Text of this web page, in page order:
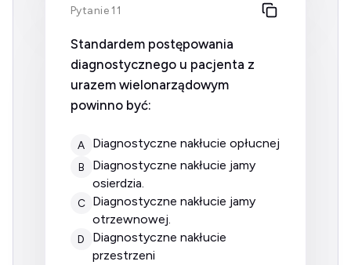
Pytanie 11
Standardem postępowania
diagnostycznego u pacjenta z
urazem wielonarządowym
powinno być:
A diagnostyczne nakłucie opłucnej
B
diagnostyczne nakłucie jamy
osierdzia.
C
diagnostyczne nakłucie jamy
otrzewnowej.
D
diagnostyczne nakłucie
przestrzeni